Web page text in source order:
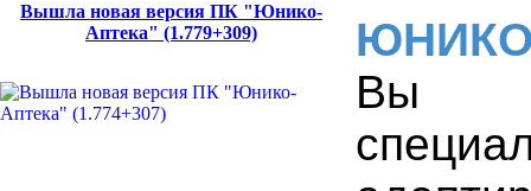
Вышла новая версия ПК "Юнико-
Аптека" (1.779+309)
Вы